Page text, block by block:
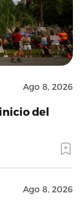
Ago 8, 2026
del
Ago 8, 2026